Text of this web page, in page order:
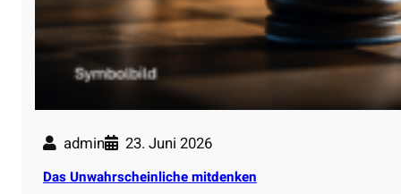
admin 23. Juni 2026
Das Unwahrscheinliche mitdenken